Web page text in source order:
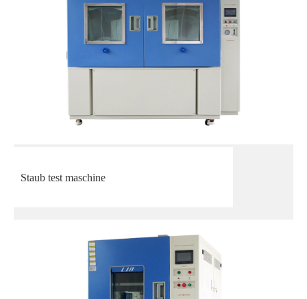
Staub test maschine